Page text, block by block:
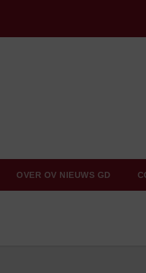
OVER OV NIEUWS GD